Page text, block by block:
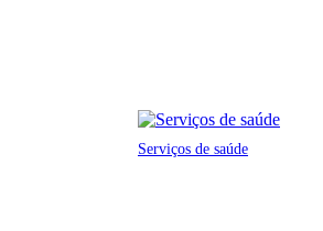
Serviços de saúde